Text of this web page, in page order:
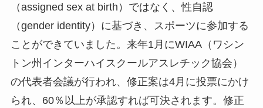
（assigned sex at birth）ではなく、性自認
（gender identity）に基づき、スポーツに参加する
ことができていました。来年1月にWIAA（ワシン
トン州インターハイスクールアスレチック協会）
の代表者会議が行われ、修正案は4月に投票にかけ
られ、60％以上が承認すれば可決されます。修正